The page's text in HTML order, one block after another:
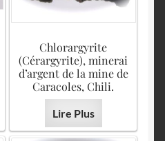
Chlorargyrite
(Cérargyrite), minerai
d’argent de la mine de
Caracoles, Chili.
Lire Plus